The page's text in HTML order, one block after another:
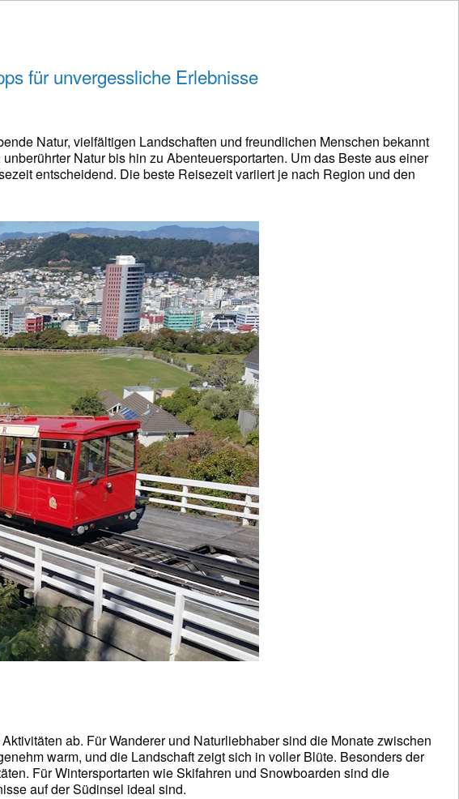
für unvergessliche Erlebnisse
Natur, vielfältigen Landschaften und freundlichen Menschen bekannt
Natur bis hin zu Abenteuersportarten. Um das Beste aus einer
entscheidend. Die beste Reisezeit variiert je nach Region und den
ab. Für Wanderer und Naturliebhaber sind die Monate zwischen
warm, und die Landschaft zeigt sich in voller Blüte. Besonders der
Für Wintersportarten wie Skifahren und Snowboarden sind die
auf der Südinsel ideal sind.